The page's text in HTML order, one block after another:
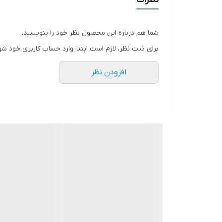
شما هم درباره این محصول نظر خود را بنویسید.
برای ثبت نظر، لازم است ابتدا وارد حساب کاربری خود
افزودن نظر